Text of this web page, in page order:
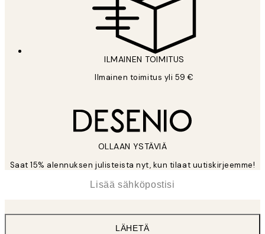
ILMAINEN TOIMITUS
Ilmainen toimitus yli 59 €
OLLAAN YSTÄVIÄ
Saat 15% alennuksen julisteista nyt, kun tilaat uutiskirjeemme!
LÄHETÄ